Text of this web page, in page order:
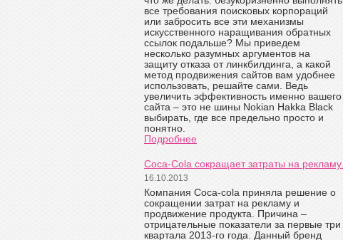
все требования поисковых корпораций
или забросить все эти механизмы
искусственного наращивания обратных
ссылок подальше? Мы приведем
несколько разумных аргументов на
защиту отказа от линкбилдинга, а какой
метод продвижения сайтов вам удобнее
использовать, решайте сами. Ведь
увеличить эффективность именно вашего
сайта – это не шины Nokian Hakka Black
выбирать, где все предельно просто и
понятно.
Подробнее
Coca-Cola сокращает затраты на рекламу.
16.10.2013
Компания Coca-cola приняла решение о
сокращении затрат на рекламу и
продвижение продукта. Причина –
отрицательные показатели за первые три
квартала 2013-го года. Данный бренд